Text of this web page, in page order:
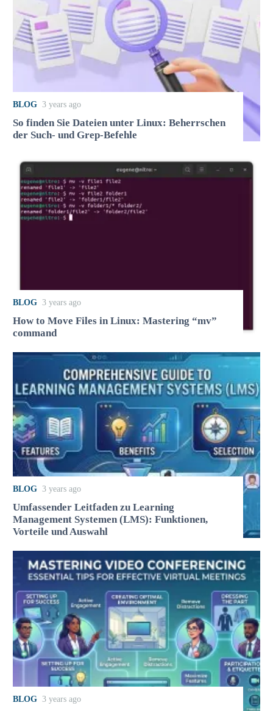
BLOG 3 years ago
So finden Sie Dateien unter Linux: Beherrschen
der Such- und Grep-Befehle
BLOG 3 years ago
How to Move Files in Linux: Mastering “mv”
command
BLOG 3 years ago
Umfassender Leitfaden zu Learning
Management Systemen (LMS): Funktionen,
Vorteile und Auswahl
BLOG 3 years ago